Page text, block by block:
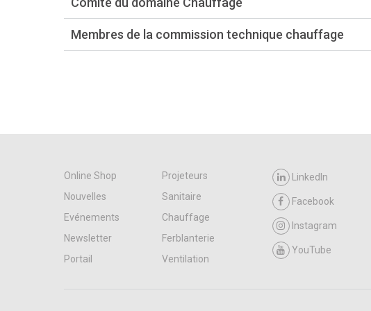
Membres de la commission technique chauffage
Online Shop
Projeteurs
Nouvelles
Sanitaire
Evénements
Chauffage
Newsletter
Ferblanterie
Portail
Ventilation
LinkedIn
Facebook
Instagram
YouTube